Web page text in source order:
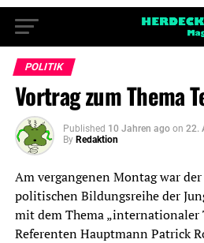
POLITIK
Vortrag zum Thema
Published 10 Jahren ago on 22.
By Redaktion
Am vergangenen Montag war
politischen Bildungsreihe der
mit dem Thema „internationaler
Referenten Hauptmann Patrick